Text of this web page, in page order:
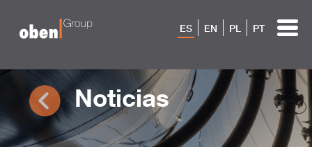
ES EN PL PT
Noticias